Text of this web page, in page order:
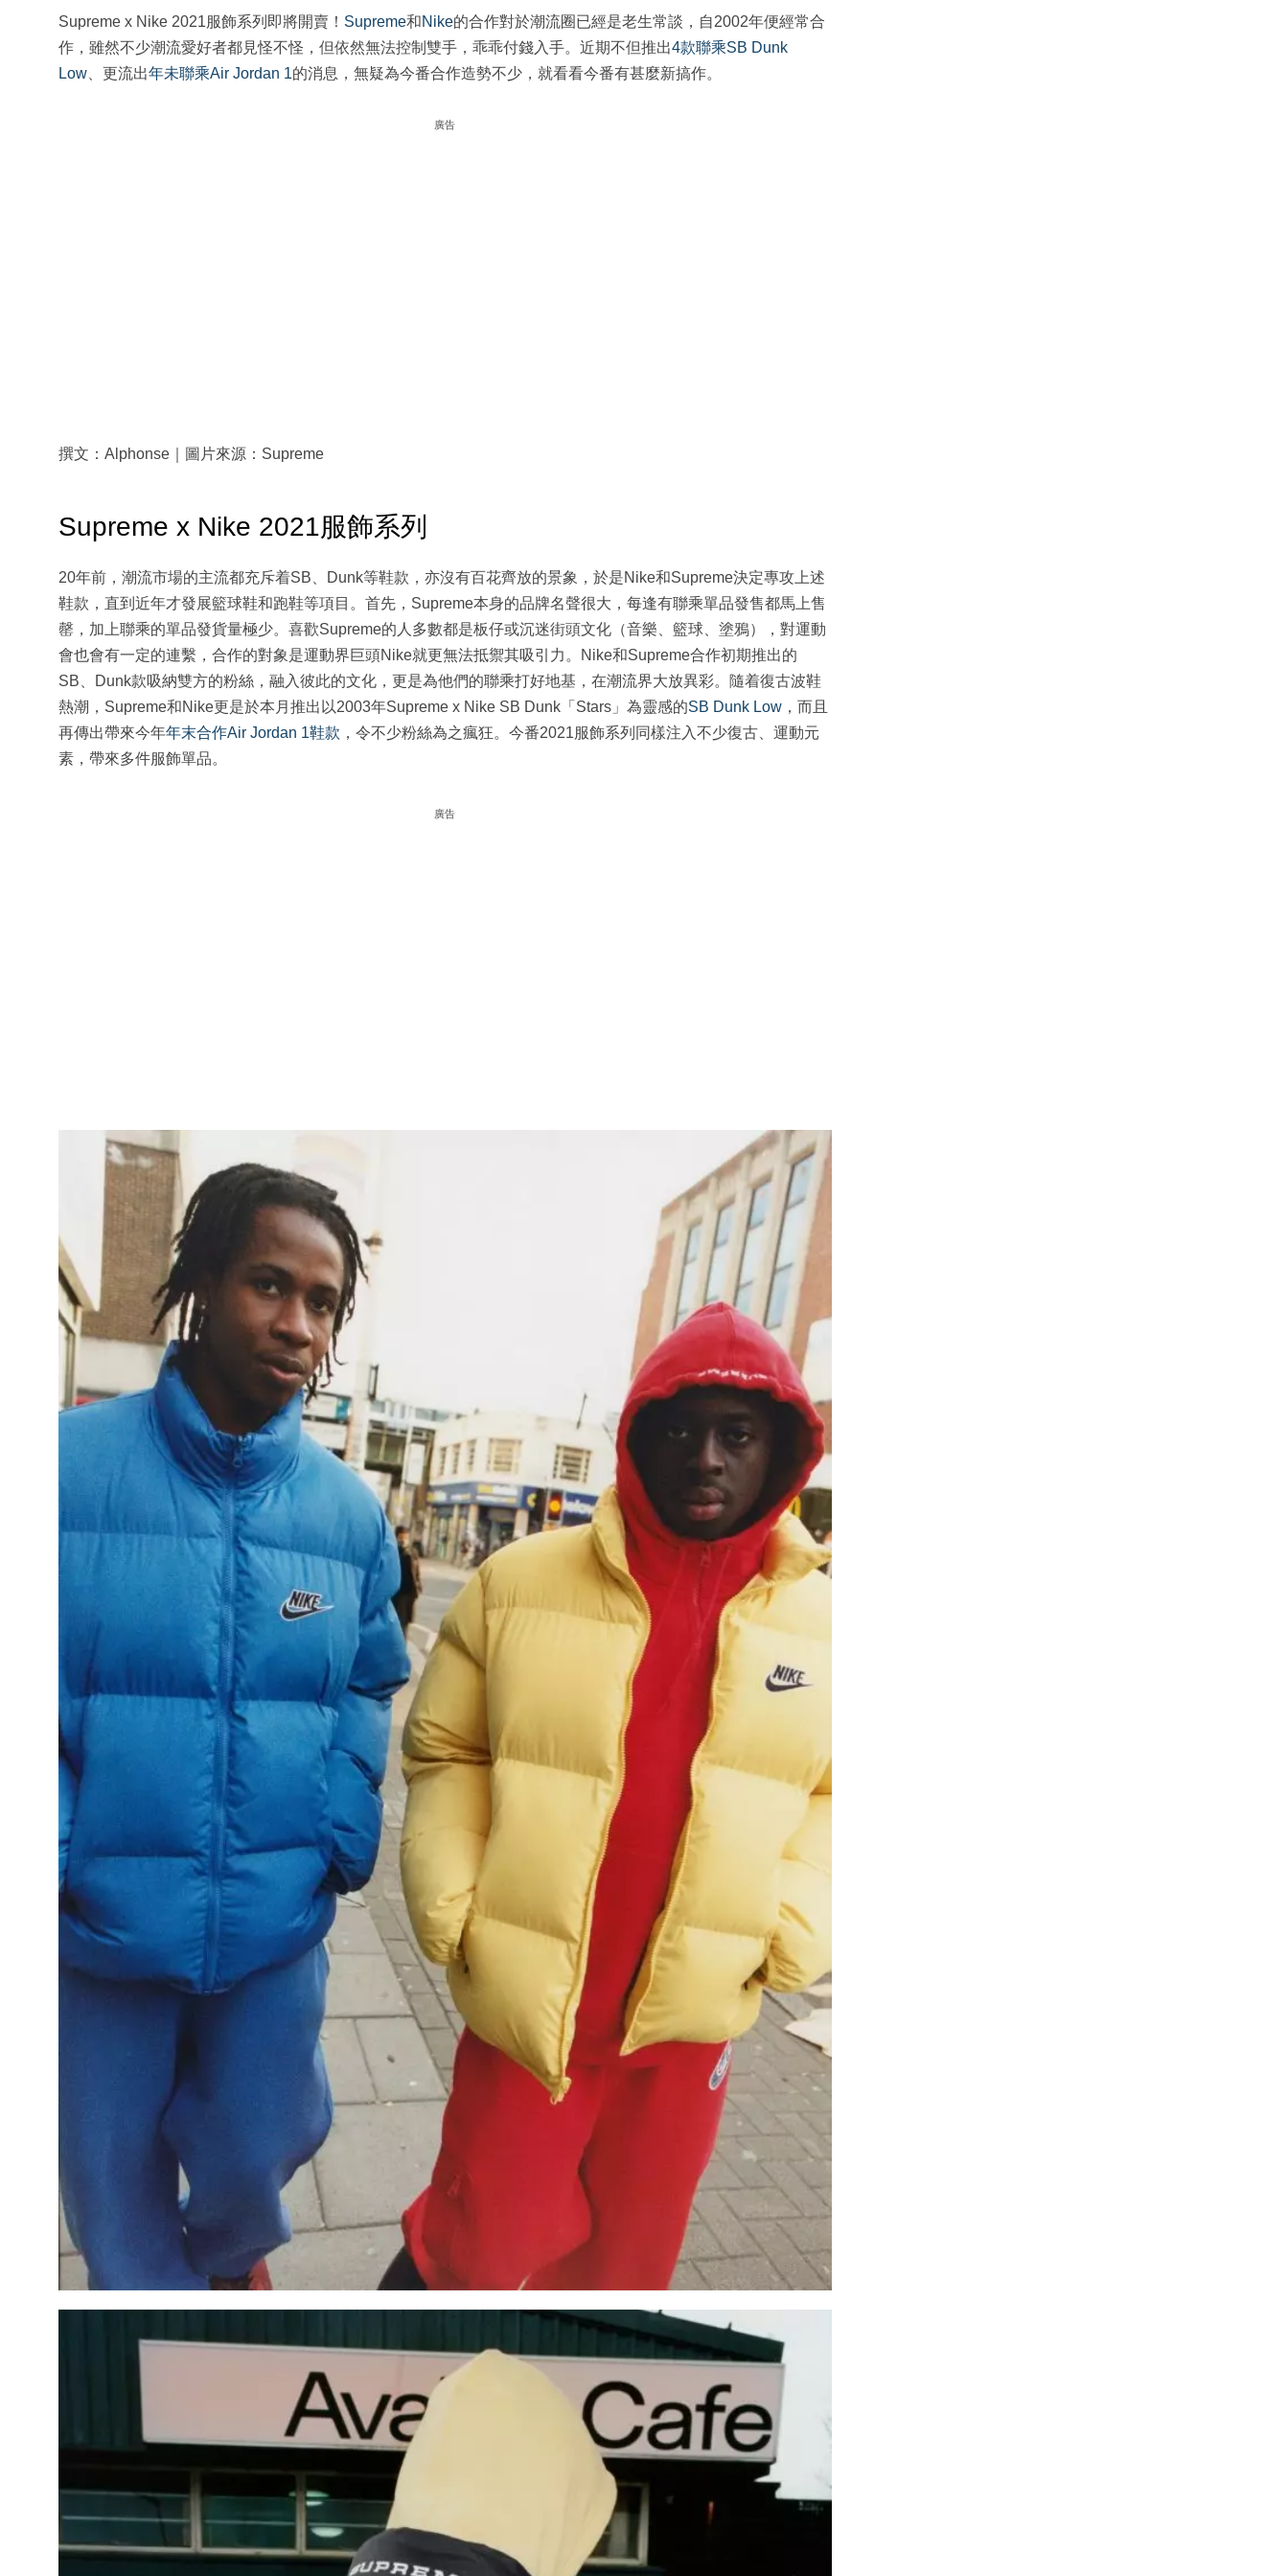
Supreme x Nike 2021服飾系列即將開賣！ Supreme和Nike的合作對於潮流圈已經是老生常談，自2002年便經常合
作，雖然不少潮流愛好者都見怪不怪，但依然無法控制雙手，乖乖付錢入手。近期不但推出4款聯乘SB Dunk
Low 、更流出年未聯乘Air Jordan 1的消息，無疑為今番合作造勢不少，就看看今番有甚麼新搞作。
廣告
撰文：Alphonse｜圖片來源：Supreme
Supreme x Nike 2021服飾系列
20年前，潮流市場的主流都充斥着SB、Dunk等鞋款，亦沒有百花齊放的景象，於是Nike和Supreme決定專攻上述
鞋款，直到近年才發展籃球鞋和跑鞋等項目。首先，Supreme本身的品牌名聲很大，每逢有聯乘單品發售都馬上售
罄，加上聯乘的單品發貨量極少。喜歡Supreme的人多數都是板仔或沉迷街頭文化（音樂、籃球、塗鴉），對運動
會也會有一定的連繫，合作的對象是運動界巨頭Nike就更無法抵禦其吸引力。Nike和Supreme合作初期推出的
SB、Dunk款吸納雙方的粉絲，融入彼此的文化，更是為他們的聯乘打好地基，在潮流界大放異彩。隨着復古波鞋
熱潮，Supreme和Nike更是於本月推出以2003年Supreme x Nike SB Dunk「Stars」為靈感的SB Dunk Low ，而且
再傳出帶來今年年末合作Air Jordan 1鞋款 ，令不少粉絲為之瘋狂。今番2021服飾系列同樣注入不少復古、運動元
素，帶來多件服飾單品。
廣告